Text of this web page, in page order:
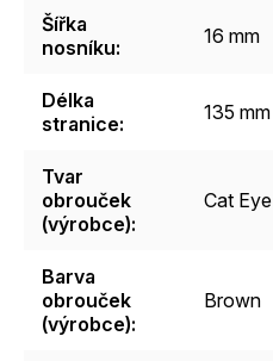
Šířka
nosníku: 16 mm
Délka
stranice: 135 mm
Tvar
obrouček
(výrobce):
Cat Eye
Barva
obrouček
(výrobce):
Brown